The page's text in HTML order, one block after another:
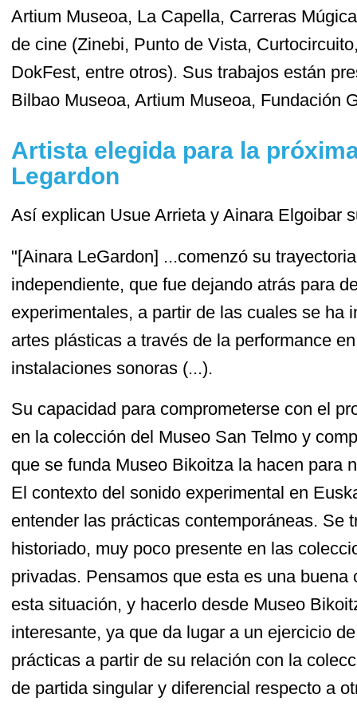
Artium Museoa, La Capella, Carreras
de cine (Zinebi, Punto de Vista,
DokFest, entre otros). Sus trabajos están
Bilbao Museoa, Artium Museoa, Fundación
Artista elegida para la
Legardon
Así explican Usue Arrieta y Ainara Elgoibar
"[Ainara LeGardon] ...comenzó su
independiente, que fue dejando atrás para
experimentales, a partir de las cuales se ha
artes plásticas a través de la performance
instalaciones sonoras (...).
Su capacidad para comprometerse con el
en la colección del Museo San Telmo y
que se funda Museo Bikoitza la hacen para
El contexto del sonido experimental en
entender las prácticas contemporáneas. Se
historiado, muy poco presente en las
privadas. Pensamos que esta es una buena
esta situación, y hacerlo desde Museo
interesante, ya que da lugar a un ejercicio
prácticas a partir de su relación con la
de partida singular y diferencial respecto a